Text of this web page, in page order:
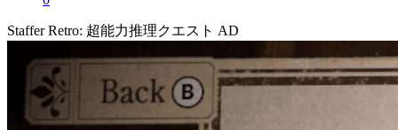
Staffer Retro: 超能力推理クエスト AD